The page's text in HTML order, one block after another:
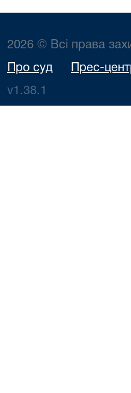
2026 © Всі права
Про суд Прес-
v1.38.1